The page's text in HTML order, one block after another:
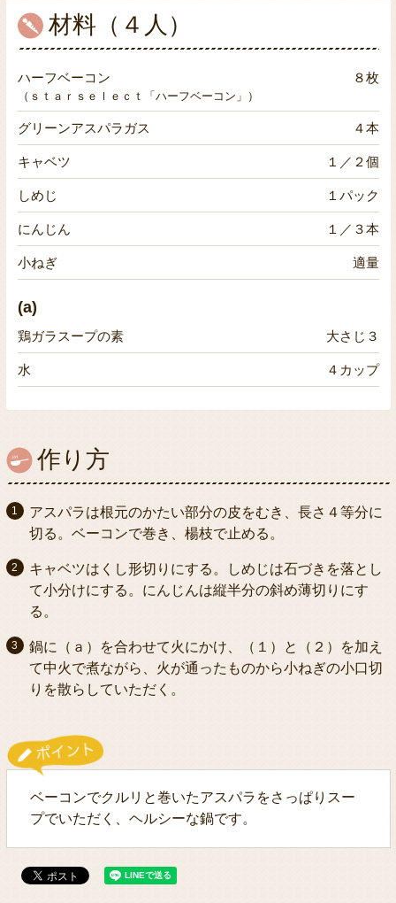
材料（４人）
ハーフベーコン ８枚
（ｓｔａｒｓｅｌｅｃｔ「ハーフベーコン」）
グリーンアスパラガス ４本
キャベツ １／２個
しめじ １パック
にんじん １／３本
小ねぎ 適量
(a)
鶏ガラスープの素 大さじ３
水 ４カップ
作り方
アスパラは根元のかたい部分の皮をむき、長さ４等分に
切る。ベーコンで巻き、楊枝で止める。
キャベツはくし形切りにする。しめじは石づきを落とし
て小分けにする。にんじんは縦半分の斜め薄切りにす
る。
鍋に（ａ）を合わせて火にかけ、（１）と（２）を加え
て中火で煮ながら、火が通ったものから小ねぎの小口切
りを散らしていただく。
ベーコンでクルリと巻いたアスパラをさっぱりスー
プでいただく、ヘルシーな鍋です。